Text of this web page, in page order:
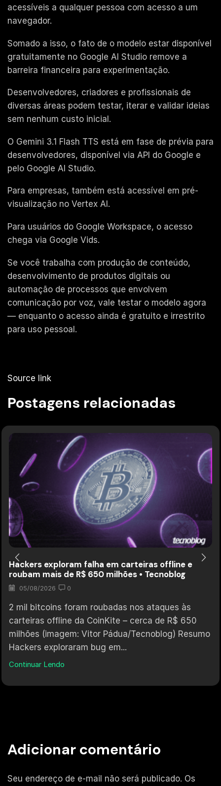
acessíveis a qualquer pessoa com acesso a um
navegador.
Somado a isso, o fato de o modelo estar disponível
gratuitamente no Google AI Studio remove a
barreira financeira para experimentação.
Desenvolvedores, criadores e profissionais de
diversas áreas podem testar, iterar e validar ideias
sem nenhum custo inicial.
O Gemini 3.1 Flash TTS está em fase de prévia para
desenvolvedores, disponível via API do Google e
pelo Google AI Studio.
Para empresas, também está acessível em pré-
visualização no Vertex AI.
Para usuários do Google Workspace, o acesso
chega via Google Vids.
Se você trabalha com produção de conteúdo,
desenvolvimento de produtos digitais ou
automação de processos que envolvem
comunicação por voz, vale testar o modelo agora
— enquanto o acesso ainda é gratuito e irrestrito
para uso pessoal.
Source link
Postagens relacionadas
Hackers exploram falha em carteiras offline e
roubam mais de R$ 650 milhões • Tecnoblog
05/08/2026 0
2 mil bitcoins foram roubadas nos ataques às
carteiras offline da CoinKite – cerca de R$ 650
milhões (imagem: Vitor Pádua/Tecnoblog) Resumo
Hackers exploraram bug em...
Continuar Lendo
Adicionar comentário
Seu endereço de e-mail não será publicado. Os